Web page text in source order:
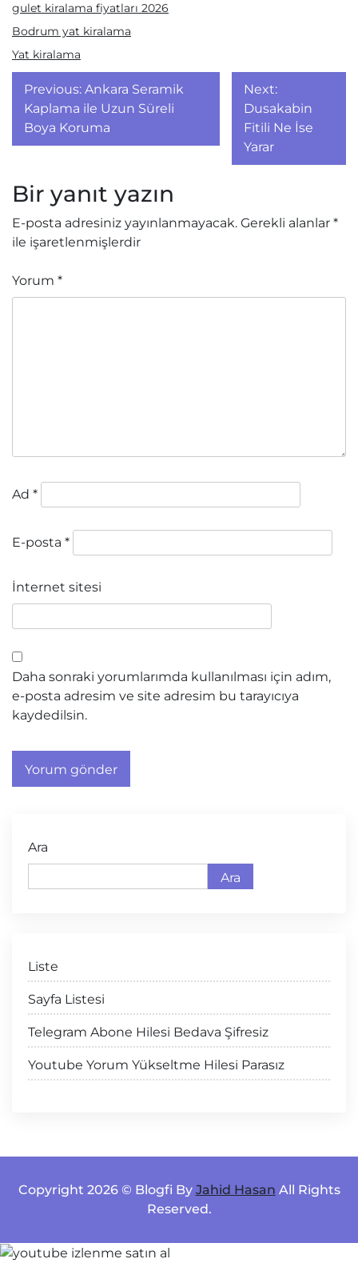
gulet kiralama fiyatları 2026
Bodrum yat kiralama
Yat kiralama
Yazı
gezinmesi
Previous: Ankara Seramik
Kaplama ile Uzun Süreli
Boya Koruma
Next:
Dusakabin
Fitili Ne İse
Yarar
Bir yanıt yazın
E-posta adresiniz yayınlanmayacak. Gerekli alanlar *
ile işaretlenmişlerdir
Yorum *
Ad *
E-posta *
İnternet sitesi
Daha sonraki yorumlarımda kullanılması için adım,
e-posta adresim ve site adresim bu tarayıcıya
kaydedilsin.
Ara
Ara
Liste
Sayfa Listesi
Telegram Abone Hilesi Bedava Şifresiz
Youtube Yorum Yükseltme Hilesi Parasız
Copyright 2026 © Blogfi By Jahid Hasan All Rights
Reserved.